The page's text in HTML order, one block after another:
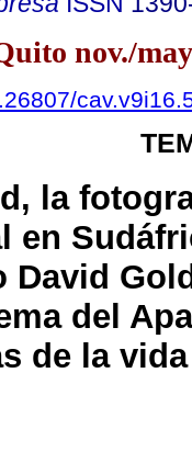
nov./
la
en
David
del
de la